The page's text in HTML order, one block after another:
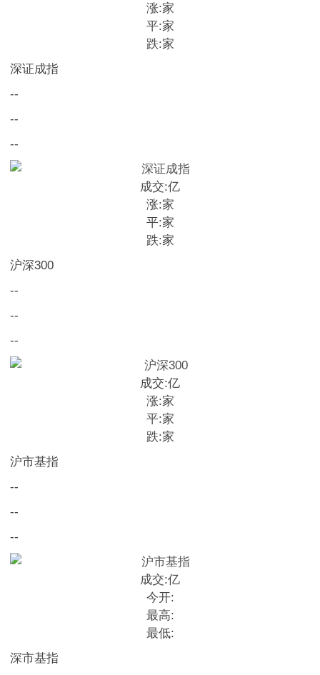
涨:家
平:家
跌:家
深证成指
--
--
--
成交:亿
涨:家
平:家
跌:家
沪深300
--
--
--
成交:亿
涨:家
平:家
跌:家
沪市基指
--
--
--
成交:亿
今开:
最高:
最低:
深市基指